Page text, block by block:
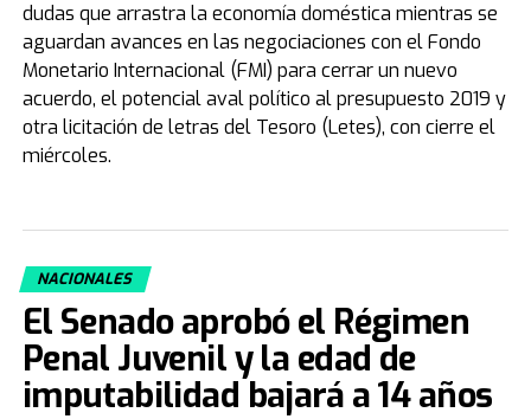
dudas que arrastra la economía doméstica mientras se
aguardan avances en las negociaciones con el Fondo
Monetario Internacional (FMI) para cerrar un nuevo
acuerdo, el potencial aval político al presupuesto 2019 y
otra licitación de letras del Tesoro (Letes), con cierre el
miércoles.
NACIONALES
El Senado aprobó el Régimen
Penal Juvenil y la edad de
imputabilidad bajará a 14 años